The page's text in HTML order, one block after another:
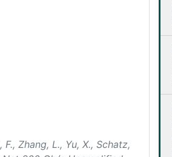
Zhang, L., Yu, X., Schatz,